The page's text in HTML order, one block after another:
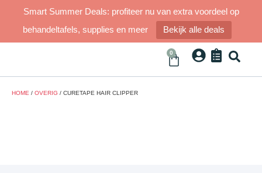
Smart Summer Deals: profiteer nu van extra voordeel op
behandeltafels, supplies en meer
Bekijk alle deals
0
HOME / OVERIG / CURETAPE HAIR CLIPPER